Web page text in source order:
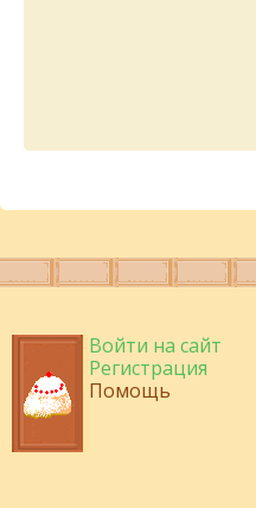
Войти на сайт
Регистрация
Помощь